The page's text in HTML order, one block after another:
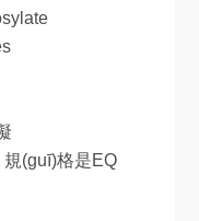
規(guī)格是EQ